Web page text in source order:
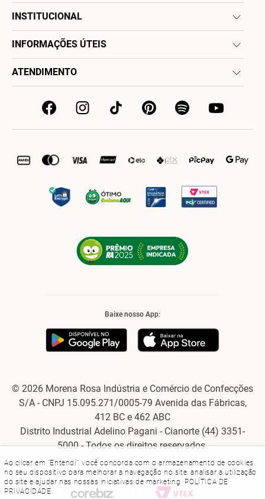
Ao clicar em "Entendi", você concorda com o armazenamento de cookies
no seu dispositivo para melhorar a navegação no site, analisar a utilização
do site e ajudar nas nossas iniciativas de marketing. POLÍTICA DE
PRIVACIDADE.
INSTITUCIONAL
INFORMAÇÕES ÚTEIS
ATENDIMENTO
Baixe nosso App:
© 2026 Morena Rosa Indústria e Comércio de Confecções
S/A - CNPJ 15.095.271/0005-79 Avenida das Fábricas,
412 BC e 462 ABC
Distrito Industrial Adelino Pagani - Cianorte (44) 3351-
5000 - Todos os direitos reservados.